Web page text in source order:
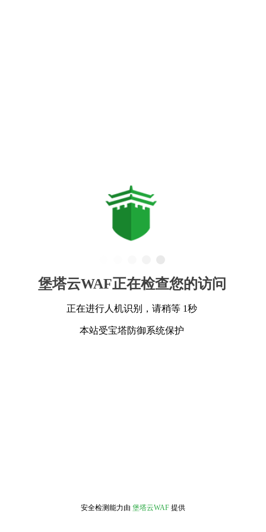
堡塔云WAF正在检查您的访问
正在进行人机识别，请稍等 1秒
本站受宝塔防御系统保护
安全检测能力由 堡塔云WAF 提供